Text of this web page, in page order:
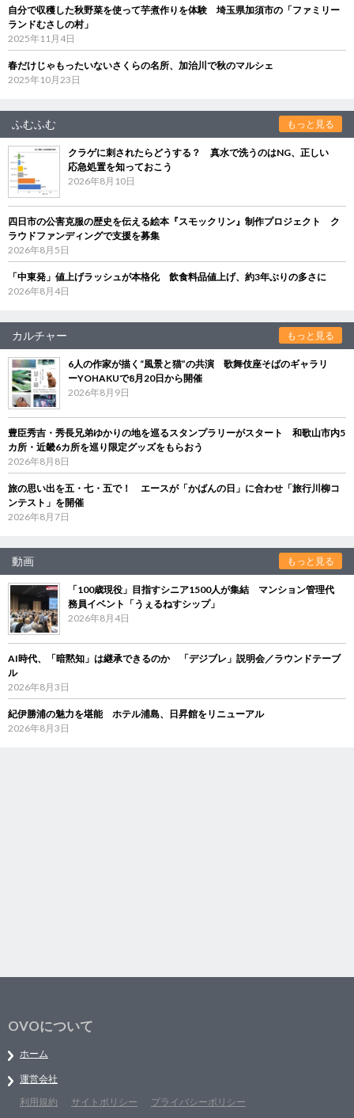
自分で収穫した秋野菜を使って芋煮作りを体験 埼玉県加須市の「ファミリー
ランドむさしの村」
2025年11月4日
春だけじゃもったいないさくらの名所、加治川で秋のマルシェ
2025年10月23日
ふむふむ もっと見る
クラゲに刺されたらどうする？ 真水で洗うのはNG、正しい
応急処置を知っておこう
2026年8月10日
四日市の公害克服の歴史を伝える絵本『スモックリン』制作プロジェクト ク
ラウドファンディングで支援を募集
2026年8月5日
「中東発」値上げラッシュが本格化 飲食料品値上げ、約3年ぶりの多さに
2026年8月4日
カルチャー もっと見る
6人の作家が描く“風景と猫”の共演 歌舞伎座そばのギャラリ
ーYOHAKUで8月20日から開催
2026年8月9日
豊臣秀吉・秀長兄弟ゆかりの地を巡るスタンプラリーがスタート 和歌山市内5
カ所・近畿6カ所を巡り限定グッズをもらおう
2026年8月8日
旅の思い出を五・七・五で！ エースが「かばんの日」に合わせ「旅行川柳コ
ンテスト」を開催
2026年8月7日
動画 もっと見る
「100歳現役」目指すシニア1500人が集結 マンション管理代
務員イベント「うぇるねすシップ」
2026年8月4日
AI時代、「暗黙知」は継承できるのか 「デジブレ」説明会／ラウンドテーブ
ル
2026年8月3日
紀伊勝浦の魅力を堪能 ホテル浦島、日昇館をリニューアル
2026年8月3日
OVOについて
ホーム
運営会社
利用規約
サイトポリシー プライバシーポリシー